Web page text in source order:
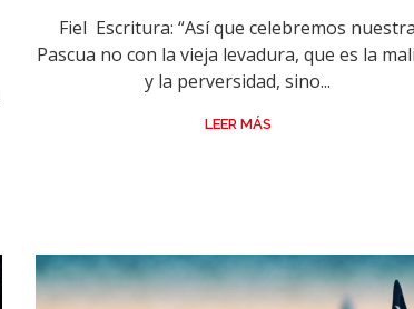
Fiel Escritura: “Así que celebremos
Pascua no con la vieja levadura, que es la
y la perversidad, sino...